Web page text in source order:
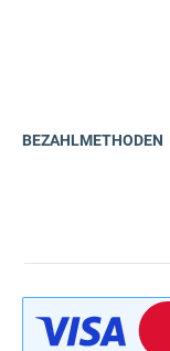
BEZAHLMETHODEN